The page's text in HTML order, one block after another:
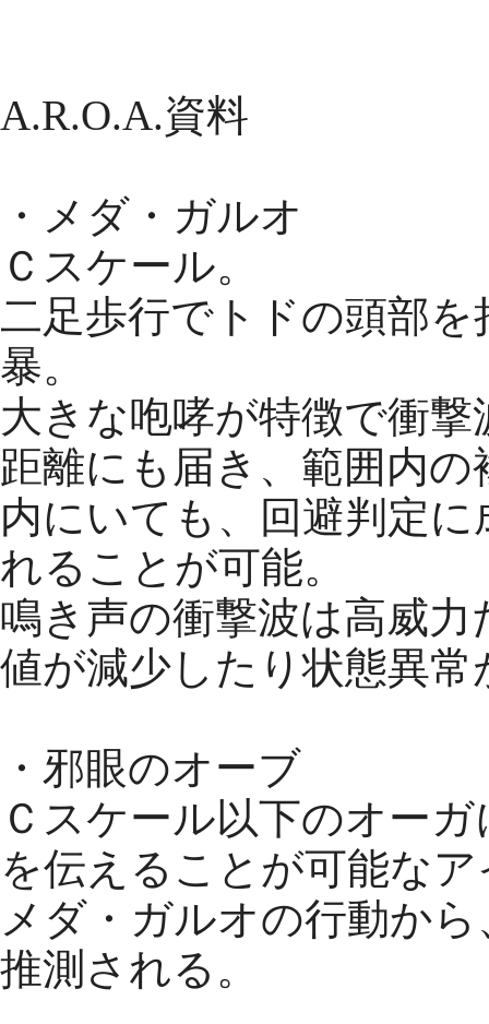
A.R.O.A.資料
・メダ・ガルオ
Ｃスケール。
二足歩行でトドの頭部
暴。
大きな咆哮が特徴で衝
距離にも届き、範囲内
内にいても、回避判定
れることが可能。
鳴き声の衝撃波は高威
値が減少したり状態異
・邪眼のオーブ
Ｃスケール以下のオー
を伝えることが可能な
メダ・ガルオの行動か
推測される。